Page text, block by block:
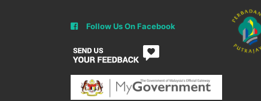
Follow Us On Facebook